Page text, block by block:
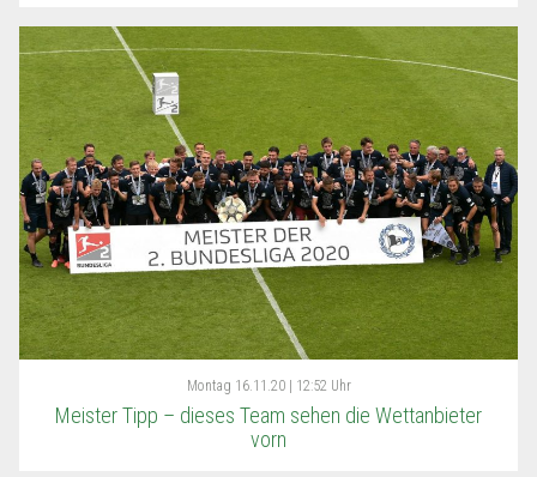
Montag 16.11.20 | 12:52 Uhr
Meister Tipp – dieses Team sehen die Wettanbieter
vorn